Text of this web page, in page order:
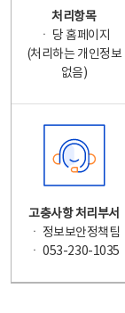
처리항목
ㆍ 당 홈페이지
(처리하는 개인정보
없음)
고충사항 처리부서
ㆍ 정보보안정책팀
ㆍ 053-230-1035